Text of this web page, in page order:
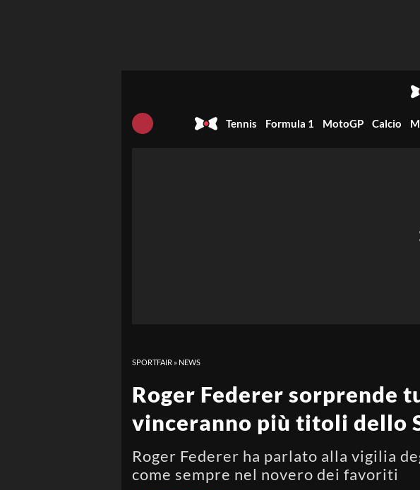
Tennis Formula 1 MotoGP Calcio
SPORTFAIR » NEWS
Roger Federer sorprende
vinceranno più titoli dello
Roger Federer ha parlato alla vigilia
come sempre nel novero dei favoriti